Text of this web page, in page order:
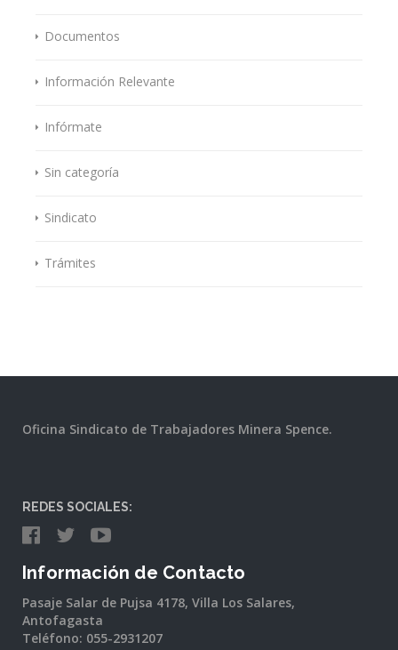
Documentos
Información Relevante
Infórmate
Sin categoría
Sindicato
Trámites
Oficina Sindicato de Trabajadores Minera Spence.
REDES SOCIALES:
Información de Contacto
Pasaje Salar de Pujsa 4178, Villa Los Salares,
Antofagasta
Teléfono: 055-2931207